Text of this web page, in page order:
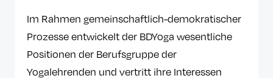
Im Rahmen gemeinschaftlich-demokratischer
Prozesse entwickelt der BDYoga wesentliche
Positionen der Berufsgruppe der
Yogalehrenden und vertritt ihre Interessen